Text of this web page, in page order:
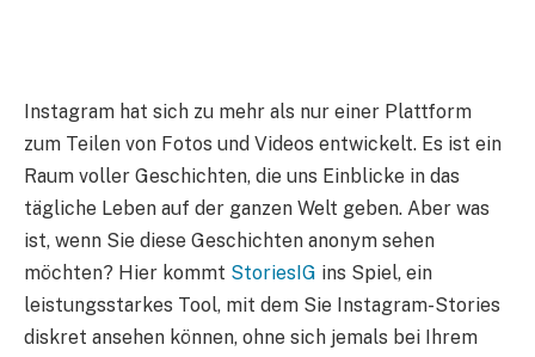
Instagram hat sich zu mehr als nur einer Plattform
zum Teilen von Fotos und Videos entwickelt. Es ist ein
Raum voller Geschichten, die uns Einblicke in das
tägliche Leben auf der ganzen Welt geben. Aber was
ist, wenn Sie diese Geschichten anonym sehen
möchten? Hier kommt StoriesIG ins Spiel, ein
leistungsstarkes Tool, mit dem Sie Instagram-Stories
diskret ansehen können, ohne sich jemals bei Ihrem